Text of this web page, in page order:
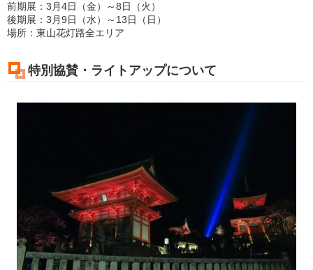
前期展：3月4日（金）～8日（火）
後期展：3月9日（水）～13日（日）
場所：東山花灯路全エリア
特別協賛・ライトアップについて